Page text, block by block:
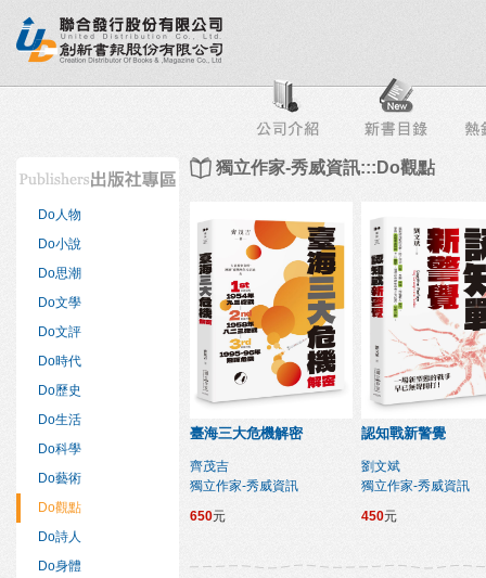
榜 出版社專區 書店專區 目錄下載 會員服務
Do人物
Do小說
Do思潮
Do文學
Do文評
Do時代
Do歷史
Do生活
Do科學
Do藝術
Do觀點
Do詩人
Do身體
獨立作家-秀威資訊:::Do觀點
臺海三大危機解密
齊茂吉
獨立作家-秀威資訊
650元
認知戰新警覺
劉文斌
獨立作家-秀威資訊
450元